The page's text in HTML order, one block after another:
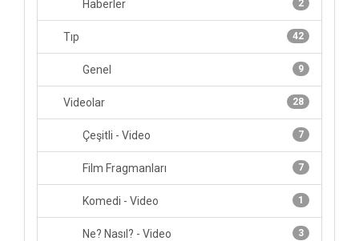
2
Haberler
42
Tıp
9
Genel
28
Videolar
7
Çeşitli - Video
7
Film Fragmanları
1
Komedi - Video
3
Ne? Nasıl? - Video